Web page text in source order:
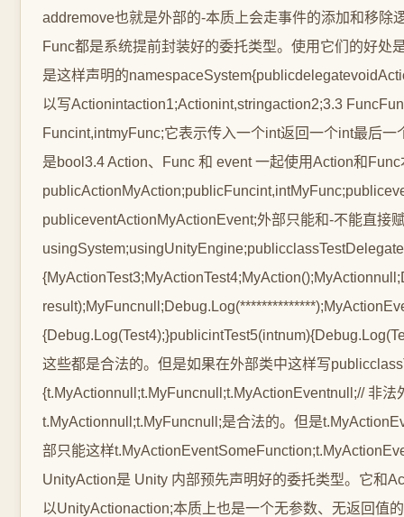
addremove也就是外部的-本质上会走事件的添加和移除
Func都是系统提前封装好的委托类型。使用它们的好
是这样声明的
以写Actionintaction1;Actionint,stringaction2;3.3
Funcint,intmyFunc;它表示传入一个int返回一个int最后
是bool3.4 Action、Func 和 event 一起使用Action和
publiceventActionMyActionEvent;外部只能和-不能直接
这些都是合法的。但是如果在外部类中这样写
{t.MyActionnull;t.MyFuncnull;t.MyActionEventnull;// 非
t.MyActionnull;t.MyFuncnull;是合法的。但是
部只能这样
UnityAction是 Unity 内部预先声明好的委托类型。它和
以UnityActionaction;本质上也是一个无参数、无返回值